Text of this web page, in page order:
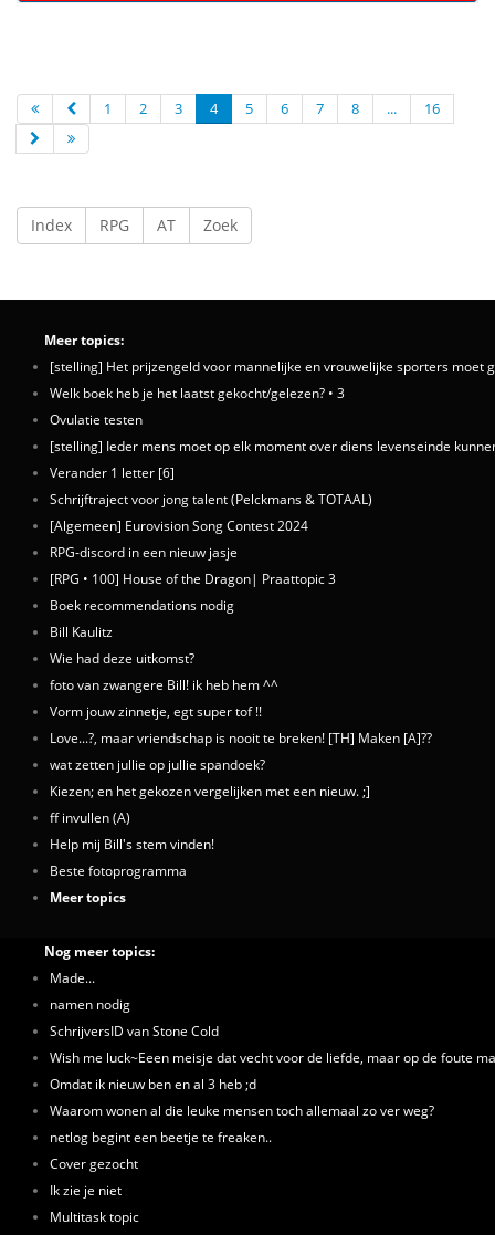
1 2 3 4 5 6 7 8 ... 16
Index RPG AT Zoek
Meer topics:
[stelling] Het prijzengeld voor mannelijke en vrouwelijke sporters moet
Welk boek heb je het laatst gekocht/gelezen? • 3
Ovulatie testen
[stelling] Ieder mens moet op elk moment over diens levenseinde
Verander 1 letter [6]
Schrijftraject voor jong talent (Pelckmans & TOTAAL)
[Algemeen] Eurovision Song Contest 2024
RPG-discord in een nieuw jasje
[RPG • 100] House of the Dragon| Praattopic 3
Boek recommendations nodig
Bill Kaulitz
Wie had deze uitkomst?
foto van zwangere Bill! ik heb hem ^^
Vorm jouw zinnetje, egt super tof !!
Love...?, maar vriendschap is nooit te breken! [TH] Maken [A]??
wat zetten jullie op jullie spandoek?
Kiezen; en het gekozen vergelijken met een nieuw. ;]
ff invullen (A)
Help mij Bill's stem vinden!
Beste fotoprogramma
Meer topics
Nog meer topics:
Made...
namen nodig
SchrijversID van Stone Cold
Wish me luck~Eeen meisje dat vecht voor de liefde, maar op de foute
Omdat ik nieuw ben en al 3 heb ;d
Waarom wonen al die leuke mensen toch allemaal zo ver weg?
netlog begint een beetje te freaken..
Cover gezocht
Ik zie je niet
Multitask topic